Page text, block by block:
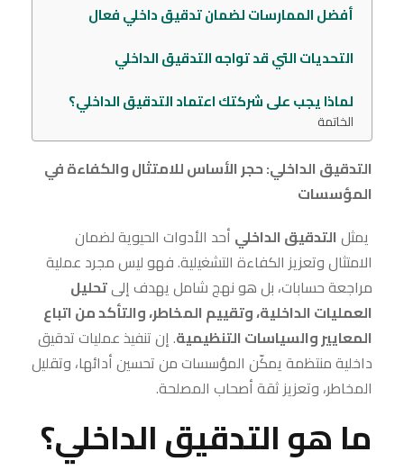
أفضل الممارسات لضمان تدقيق داخلي فعال
التحديات التي قد تواجه التدقيق الداخلي
لماذا يجب على شركتك اعتماد التدقيق الداخلي؟
الخاتمة
التدقيق الداخلي: حجر الأساس للامتثال والكفاءة في
المؤسسات
يمثل التدقيق الداخلي أحد الأدوات الحيوية لضمان
الامتثال وتعزيز الكفاءة التشغيلية. فهو ليس مجرد عملية
مراجعة حسابات، بل هو نهج شامل يهدف إلىتحليل
العمليات الداخلية، وتقييم المخاطر، والتأكد من اتباع
المعايير والسياسات التنظيمية. إن تنفيذ عمليات تدقيق
داخلية منتظمة يمكّن المؤسسات من تحسين أدائها، وتقليل
المخاطر، وتعزيز ثقة أصحاب المصلحة.
ما هو التدقيق الداخلي؟